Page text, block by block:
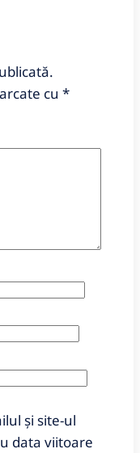
cu *
și site-ul
data viitoare